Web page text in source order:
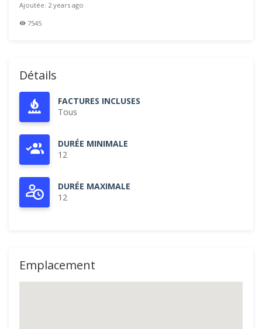
Ajoutée: 2 years ago
7545
Détails
FACTURES INCLUSES
Tous
DURÉE MINIMALE
12
DURÉE MAXIMALE
12
Emplacement